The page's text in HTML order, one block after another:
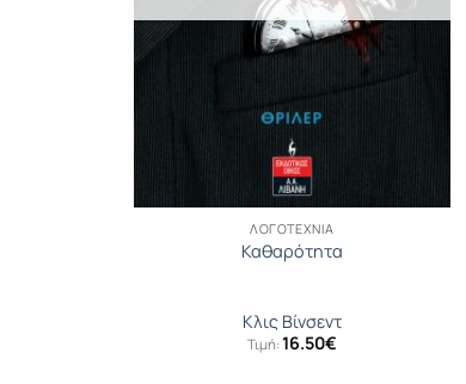
ΛΟΓΟΤΕΧΝΊΑ
Καθαρότητα
Κλις Βίνσεντ
Τιμή:16.50€